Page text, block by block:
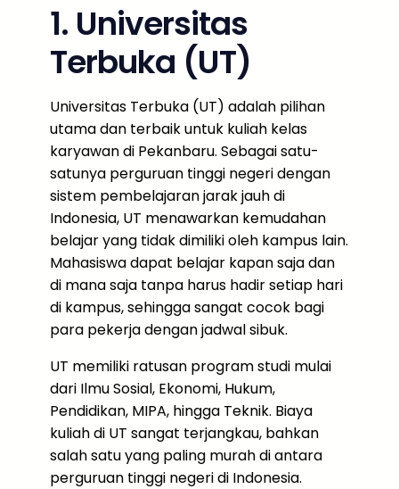
1. Universitas
Terbuka (UT)
Universitas Terbuka (UT) adalah pilihan
utama dan terbaik untuk kuliah kelas
karyawan di Pekanbaru. Sebagai satu-
satunya perguruan tinggi negeri dengan
sistem pembelajaran jarak jauh di
Indonesia, UT menawarkan kemudahan
belajar yang tidak dimiliki oleh kampus lain.
Mahasiswa dapat belajar kapan saja dan
di mana saja tanpa harus hadir setiap hari
di kampus, sehingga sangat cocok bagi
para pekerja dengan jadwal sibuk.
UT memiliki ratusan program studi mulai
dari Ilmu Sosial, Ekonomi, Hukum,
Pendidikan, MIPA, hingga Teknik. Biaya
kuliah di UT sangat terjangkau, bahkan
salah satu yang paling murah di antara
perguruan tinggi negeri di Indonesia.